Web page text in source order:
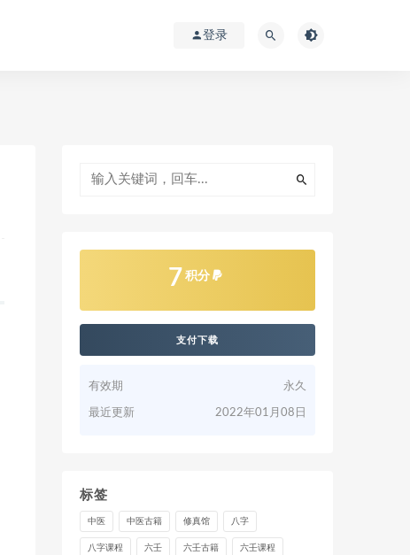
登录
7 积分
支付下载
有效期 永久
最近更新 2022年01月08日
标签
中医 中医古籍 修真馆 八字
八字课程 六壬 六壬古籍 六壬课程